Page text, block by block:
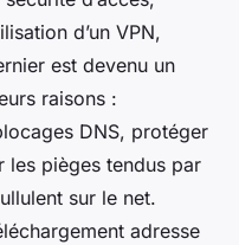
d’un VPN,
est devenu un
raisons :
DNS, protéger
les pièges tendus par
sur le net.
adresse